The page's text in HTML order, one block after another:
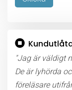
"Jag är väldigt
De är lyhörda
föreläsare